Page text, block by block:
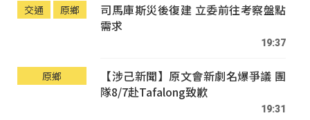
交通 原鄉
司馬庫斯災後復建 立委前往考察盤點
需求
19:37
原鄉
【涉己新聞】原文會新劇名爆爭議 團
隊8/7赴Tafalong致歉
19:31